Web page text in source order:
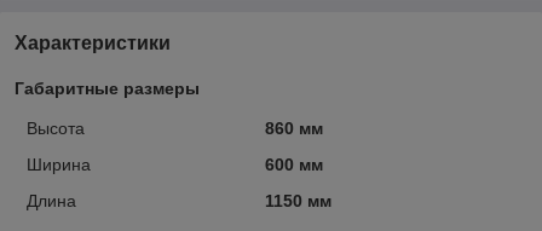
Характеристики
Габаритные размеры
Высота
860 мм
Ширина
600 мм
Длина
1150 мм